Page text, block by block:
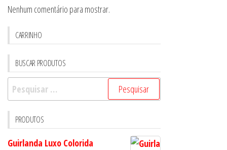
Nenhum comentário para mostrar.
CARRINHO
BUSCAR PRODUTOS
Pesquisar
por:
PRODUTOS
Guirlanda Luxo Colorida